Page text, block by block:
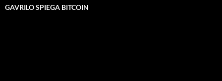
GAVRILO SPIEGA BITCOIN